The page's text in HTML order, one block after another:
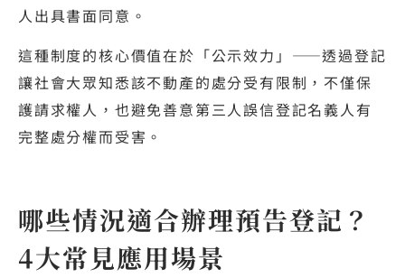
人出具書面同意。
這種制度的核心價值在於「公示效力」——透過登記
讓社會大眾知悉該不動產的處分受有限制，不僅保
護請求權人，也避免善意第三人誤信登記名義人有
完整處分權而受害。
哪些情況適合辦理預告登記？
4大常見應用場景